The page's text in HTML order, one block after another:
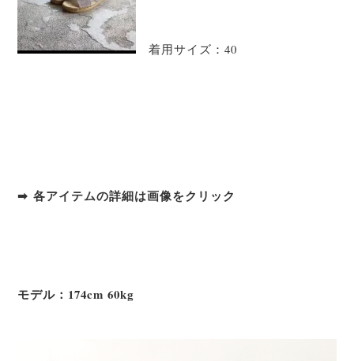
着用サイズ：40
➡ 各アイテムの詳細は画像をクリック
モデル：174cm 60kg